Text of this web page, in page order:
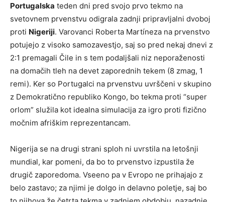
Portugalska teden dni pred svojo prvo tekmo na
svetovnem prvenstvu odigrala zadnji pripravljalni dvoboj
proti Nigeriji. Varovanci Roberta Martíneza na prvenstvo
potujejo z visoko samozavestjo, saj so pred nekaj dnevi z
2:1 premagali Čile in s tem podaljšali niz neporaženosti
na domačih tleh na devet zaporednih tekem (8 zmag, 1
remi). Ker so Portugalci na prvenstvu uvrščeni v skupino
z Demokratično republiko Kongo, bo tekma proti “super
orlom” služila kot idealna simulacija za igro proti fizično
močnim afriškim reprezentancam.
Nigerija se na drugi strani sploh ni uvrstila na letošnji
mundial, kar pomeni, da bo to prvenstvo izpustila že
drugič zaporedoma. Vseeno pa v Evropo ne prihajajo z
belo zastavo; za njimi je dolgo in delavno poletje, saj bo